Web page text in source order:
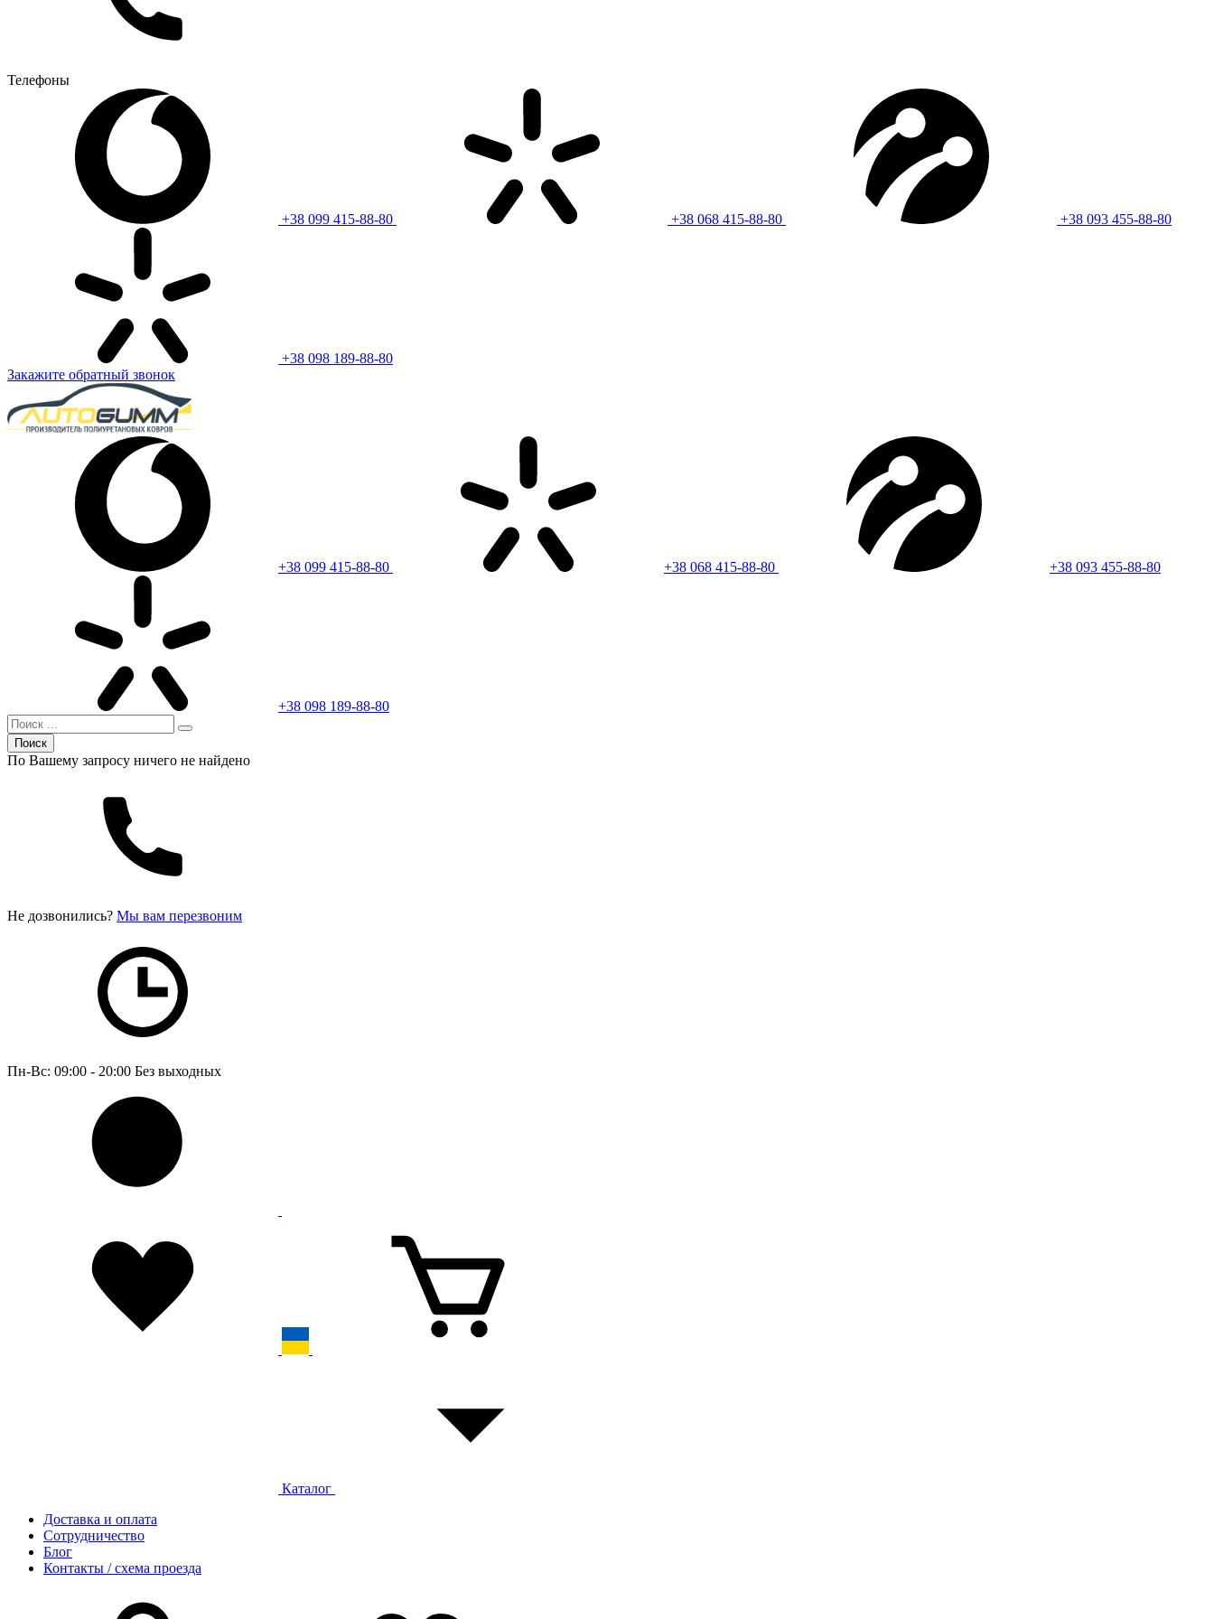
Телефоны
+38 099 415-88-80 +38 068 415-88-80 +38 093 455-88-80
+38 098 189-88-80
Закажите обратный звонок
+38 099 415-88-80 +38 068 415-88-80 +38 093 455-88-80
+38 098 189-88-80
Поиск
По Вашему запросу ничего не найдено
Не дозвонились? Мы вам перезвоним
Пн-Вс: 09:00 - 20:00 Без выходных
Каталог
Доставка и оплата
Сотрудничество
Блог
Контакты / схема проезда